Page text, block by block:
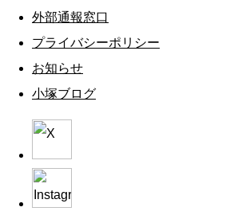
外部通報窓口
プライバシーポリシー
お知らせ
小塚ブログ